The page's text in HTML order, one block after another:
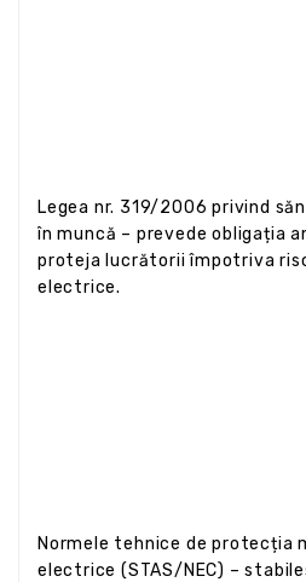
Legea nr. 319/2006 privind
în muncă – prevede obligația
proteja lucrătorii împotriva
electrice.
Normele tehnice de protecția
electrice (STAS/NEC) –